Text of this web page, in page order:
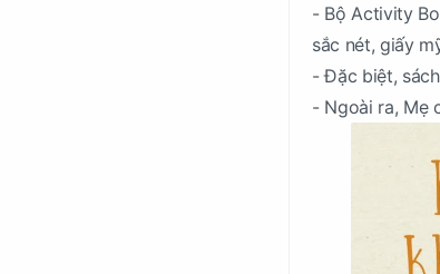
- Bộ Activity
sắc nét, giấy
- Đặc biệt,
- Ngoài ra, Mẹ